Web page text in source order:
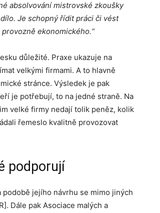
absolvování mistrovské zkoušky
Je schopný řídit práci či vést
ekonomického.“
důležité. Praxe ukazuje na
velkými firmami. A to hlavně
stránce. Výsledek je pak
je potřebují, to na jedné straně. Na
velké firmy nedají tolik peněz, kolik
řemeslo kvalitně provozovat
podporují
jejího návrhu se mimo jiných
Dále pak Asociace malých a